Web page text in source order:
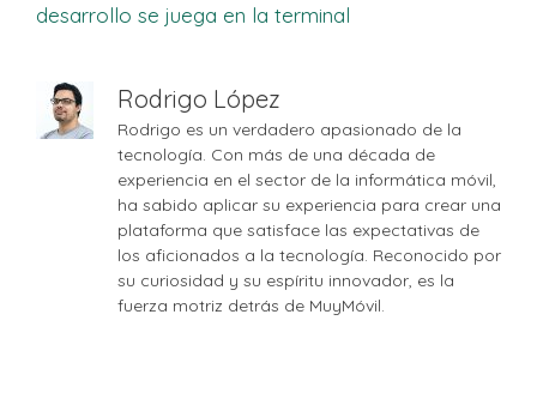
desarrollo se juega en la terminal
Rodrigo López
Rodrigo es un verdadero apasionado de la
tecnología. Con más de una década de
experiencia en el sector de la informática móvil,
ha sabido aplicar su experiencia para crear una
plataforma que satisface las expectativas de
los aficionados a la tecnología. Reconocido por
su curiosidad y su espíritu innovador, es la
fuerza motriz detrás de MuyMóvil.